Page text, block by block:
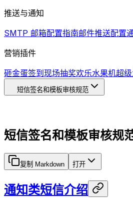
推送与通知
SMTP 邮箱配置指南邮件推送配置
营销插件
砸金蛋签到 现场抽奖欢乐水果机超
短信签名和模板审核规范
短信签名和模板审核规
复制 Markdown 打开
通知类短信介绍